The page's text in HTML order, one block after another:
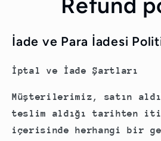
İade ve Para İadesi
İptal ve İade Şartları
Müşterilerimiz, satın
teslim aldığı tarihten
içerisinde herhangi bir